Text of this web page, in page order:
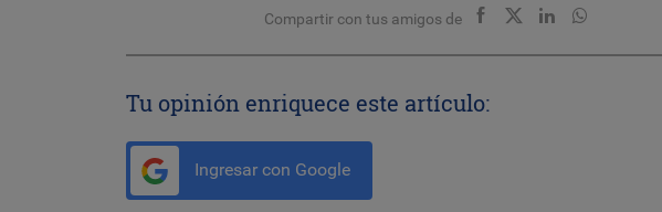
Compartir con tus amigos de
Tu opinión enriquece este artículo:
Ingresar con Google